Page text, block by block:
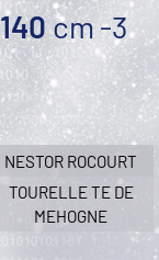
140cm-3
NESTOR ROCOURT
TOURELLE TE DE
MEHOGNE